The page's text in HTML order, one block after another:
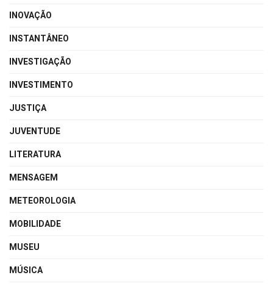
INOVAÇÃO
INSTANTÂNEO
INVESTIGAÇÃO
INVESTIMENTO
JUSTIÇA
JUVENTUDE
LITERATURA
MENSAGEM
METEOROLOGIA
MOBILIDADE
MUSEU
MÚSICA